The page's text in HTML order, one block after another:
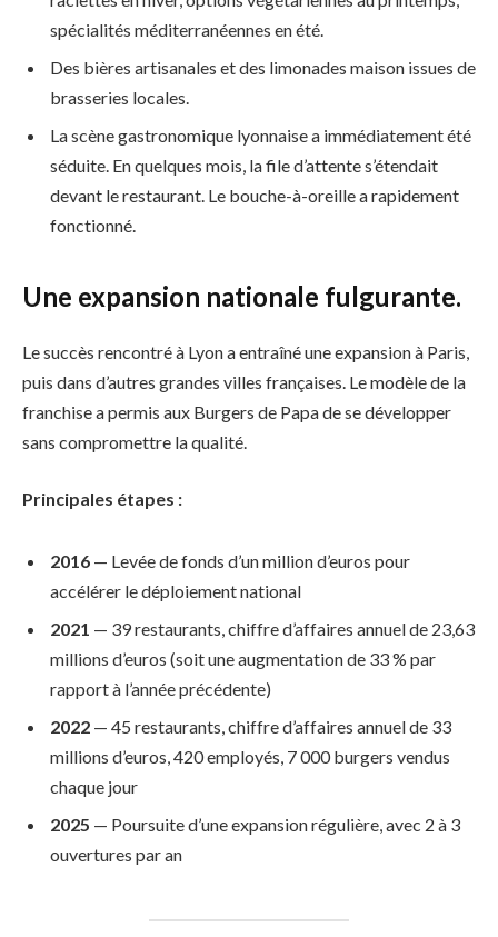
spécialités méditerranéennes en été.
Des bières artisanales et des limonades maison issues de
brasseries locales.
La scène gastronomique lyonnaise a immédiatement été
séduite. En quelques mois, la file d’attente s’étendait
devant le restaurant. Le bouche-à-oreille a rapidement
fonctionné.
Une expansion nationale fulgurante.
Le succès rencontré à Lyon a entraîné une expansion à Paris,
puis dans d’autres grandes villes françaises. Le modèle de la
franchise a permis aux Burgers de Papa de se développer
sans compromettre la qualité.
Principales étapes :
2016 — Levée de fonds d’un million d’euros pour
accélérer le déploiement national
2021 — 39 restaurants, chiffre d’affaires annuel de 23,63
millions d’euros (soit une augmentation de 33 % par
rapport à l’année précédente)
2022 — 45 restaurants, chiffre d’affaires annuel de 33
millions d’euros, 420 employés, 7 000 burgers vendus
chaque jour
2025 — Poursuite d’une expansion régulière, avec 2 à 3
ouvertures par an